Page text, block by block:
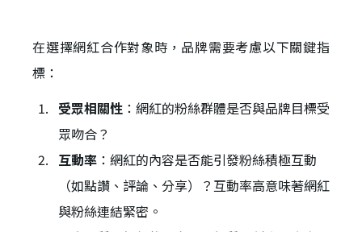
在選擇網紅合作對象時，品牌需要考慮以下關鍵指
標：
受眾相關性 ：網紅的粉絲群體是否與品牌目標受
眾吻合？
互動率 ：網紅的內容是否能引發粉絲積極互動
（如點讚、評論、分享）？互動率高意味著網紅
與粉絲連結緊密。